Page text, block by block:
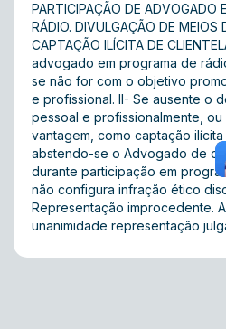
PARTICIPAÇÃO DE ADVOGADO
RÁDIO. DIVULGAÇÃO DE MEIOS
CAPTAÇÃO ILÍCITA DE
advogado em programa de
se não for com o objetivo
e profissional. II- Se ausente o
pessoal e profissionalmente,
vantagem, como captação
abstendo-se o Advogado de
durante participação em
não configura infração ético
Representação improcedente.
unanimidade representação